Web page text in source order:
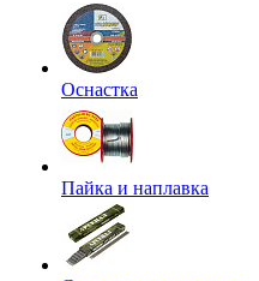
Оснастка
Пайка и наплавка